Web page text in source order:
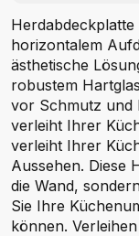
Herdabdeckplatte
horizontalem
ästhetische
robustem
vor Schmutz und
verleiht Ihrer
verleiht Ihrer
Aussehen. Diese
die Wand,
Sie Ihre
können.